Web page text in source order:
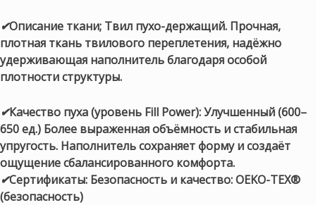
✔Описание ткани; Твил пухо-держащий. Прочная,
плотная ткань твилового переплетения, надёжно
удерживающая наполнитель благодаря особой
плотности структуры.
✔Качество пуха (уровень Fill Power): Улучшенный (600–
650 ед.) Более выраженная объёмность и стабильная
упругость. Наполнитель сохраняет форму и создаёт
ощущение сбалансированного комфорта.
✔Сертификаты: Безопасность и качество: OEKO-TEX®
(безопасность)